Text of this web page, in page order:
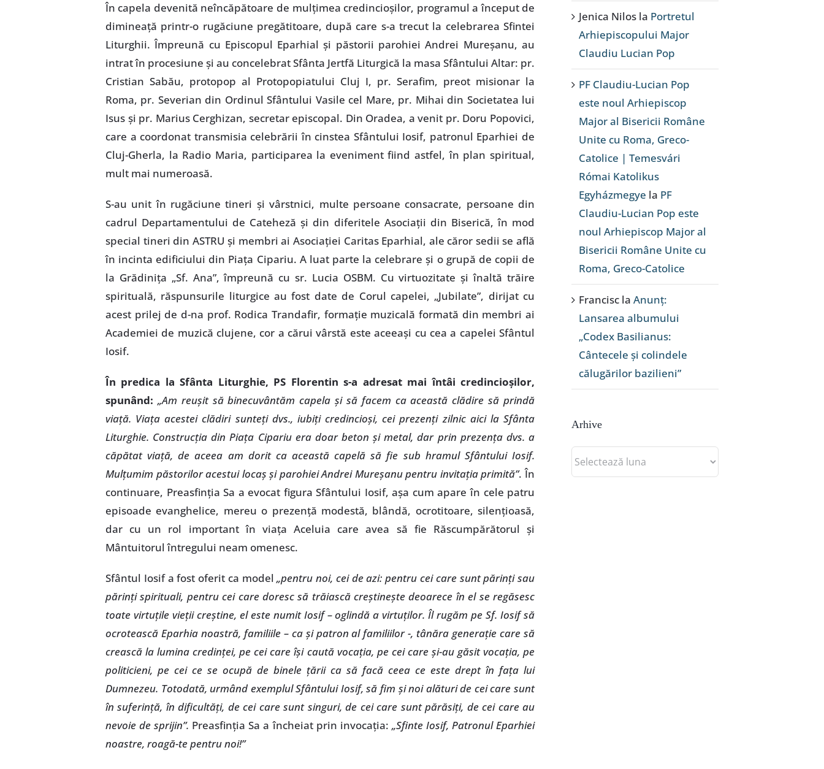
În capela devenită neîncăpătoare de mulţimea credincioşilor, programul a început de
dimineaţă printr-o rugăciune pregătitoare, după care s-a trecut la celebrarea Sfintei
Liturghii. Împreună cu Episcopul Eparhial şi păstorii parohiei Andrei Mureşanu, au
intrat în procesiune şi au concelebrat Sfânta Jertfă Liturgică la masa Sfântului Altar: pr.
Cristian Sabău, protopop al Protopopiatului Cluj I, pr. Serafim, preot misionar la
Roma, pr. Severian din Ordinul Sfântului Vasile cel Mare, pr. Mihai din Societatea lui
Isus şi pr. Marius Cerghizan, secretar episcopal. Din Oradea, a venit pr. Doru Popovici,
care a coordonat transmisia celebrării în cinstea Sfântului Iosif, patronul Eparhiei de
Cluj-Gherla, la Radio Maria, participarea la eveniment fiind astfel, în plan spiritual,
mult mai numeroasă.
S-au unit în rugăciune tineri şi vârstnici, multe persoane consacrate, persoane din
cadrul Departamentului de Cateheză şi din diferitele Asociaţii din Biserică, în mod
special tineri din ASTRU şi membri ai Asociaţiei Caritas Eparhial, ale căror sedii se află
în incinta edificiului din Piaţa Cipariu. A luat parte la celebrare şi o grupă de copii de
la Grădiniţa „Sf. Ana”, împreună cu sr. Lucia OSBM. Cu virtuozitate şi înaltă trăire
spirituală, răspunsurile liturgice au fost date de Corul capelei, „Jubilate”, dirijat cu
acest prilej de d-na prof. Rodica Trandafir, formaţie muzicală formată din membri ai
Academiei de muzică clujene, cor a cărui vârstă este aceeaşi cu cea a capelei Sfântul
Iosif.
În predica la Sfânta Liturghie, PS Florentin s-a adresat mai întâi credincioşilor,
spunând: „Am reuşit să binecuvântăm capela şi să facem ca această clădire să prindă
viaţă. Viaţa acestei clădiri sunteţi dvs., iubiţi credincioşi, cei prezenţi zilnic aici la Sfânta
Liturghie. Construcţia din Piaţa Cipariu era doar beton şi metal, dar prin prezenţa dvs. a
căpătat viaţă, de aceea am dorit ca această capelă să fie sub hramul Sfântului Iosif.
Mulţumim păstorilor acestui locaş şi parohiei Andrei Mureşanu pentru invitaţia primită”. În
continuare, Preasfinţia Sa a evocat figura Sfântului Iosif, aşa cum apare în cele patru
episoade evanghelice, mereu o prezenţă modestă, blândă, ocrotitoare, silenţioasă,
dar cu un rol important în viaţa Aceluia care avea să fie Răscumpărătorul şi
Mântuitorul întregului neam omenesc.
Sfântul Iosif a fost oferit ca model„pentru noi, cei de azi: pentru cei care sunt părinţi sau
părinţi spirituali, pentru cei care doresc să trăiască creştineşte deoarece în el se regăsesc
toate virtuţile vieţii creştine, el este numit Iosif – oglindă a virtuţilor. Îl rugăm pe Sf. Iosif să
ocrotească Eparhia noastră, familiile – ca şi patron al familiilor -, tânăra generaţie care să
crească la lumina credinţei, pe cei care îşi caută vocaţia, pe cei care şi-au găsit vocaţia, pe
politicieni, pe cei ce se ocupă de binele ţării ca să facă ceea ce este drept în faţa lui
Dumnezeu. Totodată, urmând exemplul Sfântului Iosif, să fim şi noi alături de cei care sunt
în suferinţă, în dificultăţi, de cei care sunt singuri, de cei care sunt părăsiţi, de cei care au
nevoie de sprijin”. Preasfinţia Sa a încheiat prin invocaţia: „Sfinte Iosif, Patronul Eparhiei
noastre, roagă-te pentru noi!”
Jenica Nilos la Portretul
Arhiepiscopului Major
Claudiu Lucian Pop
PF Claudiu-Lucian Pop
este noul Arhiepiscop
Major al Bisericii Române
Unite cu Roma, Greco-
Catolice | Temesvári
Római Katolikus
Egyházmegye la PF
Claudiu-Lucian Pop este
noul Arhiepiscop Major al
Bisericii Române Unite cu
Roma, Greco-Catolice
Francisc la Anunț:
Lansarea albumului
„Codex Basilianus:
Cântecele și colindele
călugărilor bazilieni”
Arhive
Arhive